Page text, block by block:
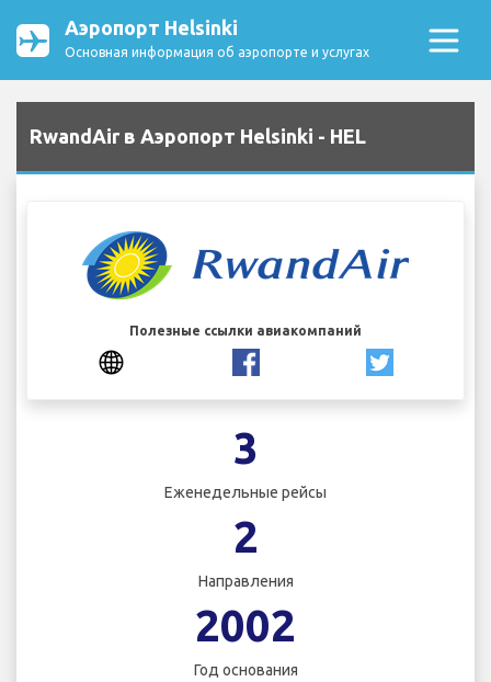
Аэропорт Helsinki
Основная информация об аэропорте и услугах
RwandAir в Аэропорт Helsinki - HEL
Полезные ссылки авиакомпаний
3
Еженедельные рейсы
2
Направления
2002
Год основания